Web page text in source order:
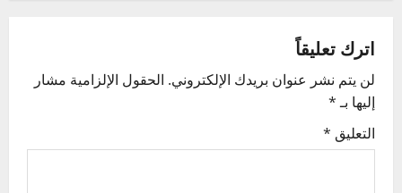
v
i
g
اترك تعليقاً
لن يتم نشر عنوان بريدك الإلكتروني. الحقول الإلزامية مشار
إليها بـ*
التعليق *